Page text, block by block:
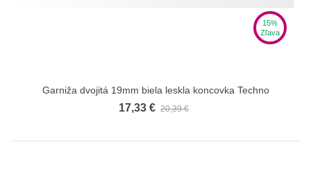
15%
Zľava
Garniža dvojitá 19mm biela leskla koncovka Techno
17,33 € 20,39 €